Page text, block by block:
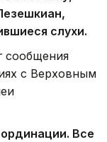
слухи.
сообщения
с Верховным
Все